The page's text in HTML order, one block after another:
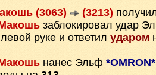
(3063) (3213)
заблокировал удар
руке и ответил ударом
нанес Эльф